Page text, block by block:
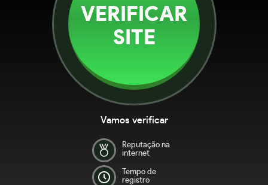
VERIFICAR
SITE
Vamos verificar
Reputação na
internet
Tempo de
registro